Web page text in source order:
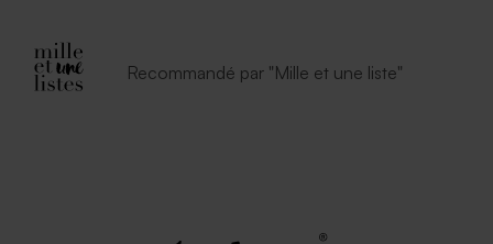
Recommandé par "Mille et une liste"